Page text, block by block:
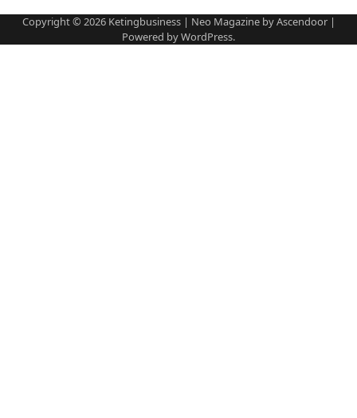
Copyright © 2026 Ketingbusiness| Neo Magazine byAscendoor|
Powered byWordPress.